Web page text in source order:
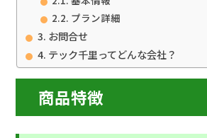
プラン詳細
お問合せ
テック千里ってどんな会社？
商品特徴